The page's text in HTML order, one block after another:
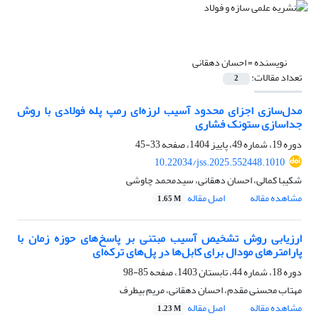
نویسنده =احسان دهقانی
تعداد مقالات: 2
مدل‌سازی اجزای محدود آسیب‌ لرزه‌ای رمپ پله فولادی با روش
جداسازی ستونک فشاری
دوره 19، شماره 49، پاییز 1404، صفحه
33-45
10.22034/jss.2025.552448.1010
شکیبا کمالی، احسان دهقانی، سیدمحمد چاوشی
مشاهده مقاله
اصل مقاله 1.65 M
ارزیابی روش تشخیص آسیب مبتنی بر پاسخ‌های حوزه زمان با
پارامترهای مودال برای کابل‌ها در پل‌های ترکه‌ای
دوره 18، شماره 44، تابستان 1403، صفحه
85-98
مهتاب محسنی مقدم، احسان دهقانی، مریم بیطرف
مشاهده مقاله
اصل مقاله 1.23 M